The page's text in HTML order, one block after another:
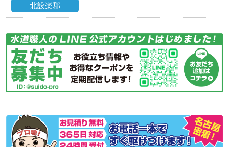
北設楽郡